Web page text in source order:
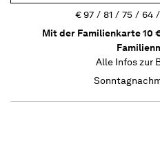
€97 81 75 64
Mit der Familienkarte 10
Alle Infos zur